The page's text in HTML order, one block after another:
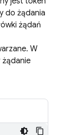
do żądania
żądań
W
żądanie